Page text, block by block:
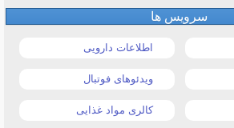
سرویس ها
اطلاعات دارویی
ویدئوهای فوتبال
کالری مواد غذایی